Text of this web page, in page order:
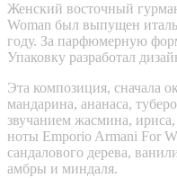
Женский восточный
Woman был выпущен
году. За парфюмерную
Упаковку разработал
Эта композиция, сначала
мандарина, ананаса,
звучанием жасмина,
ноты Emporio Armani For
сандалового дерева,
амбры и миндаля.